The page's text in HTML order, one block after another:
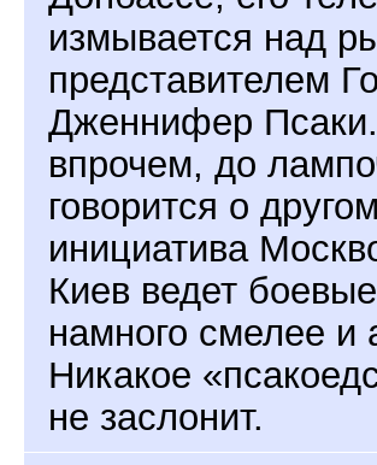
измывается над
представителем
Дженнифер
впрочем, до
говорится о
инициатива
Киев ведет
намного смелее и
Никакое
не заслонит.